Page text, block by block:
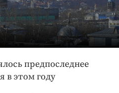
предпоследнее
в этом году